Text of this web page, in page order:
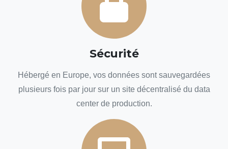
Sécurité
Hébergé en Europe, vos données sont sauvegardées
plusieurs fois par jour sur un site décentralisé du data
center de production.